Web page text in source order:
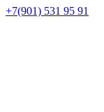
+7(901) 531 95 91